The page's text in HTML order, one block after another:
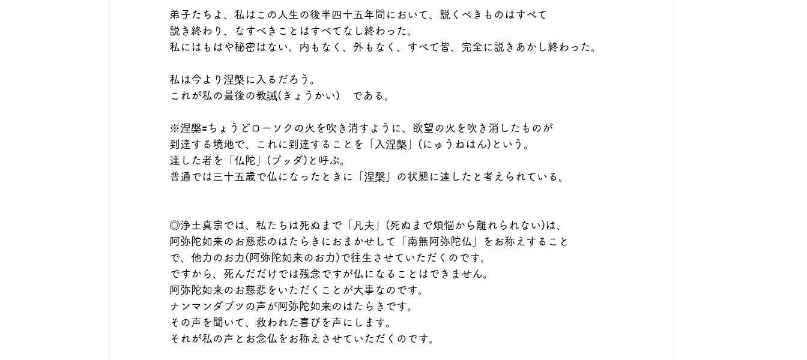
弟子たちよ、私はこの人生の後半四十五年間において、説くべきものはすべて
説き終わり、なすべきことはすべてなし終わった。
私にはもはや秘密はない。内もなく、外もなく、すべて皆、完全に説きあかし終わった。
私は今より涅槃に入るだろう。
これが私の最後の教誡(きょうかい)    である。
※涅槃🟰ちょうどローソクの火を吹き消すように、欲望の火を吹き消したものが
到達する境地で、これに到達することを「入涅槃」(にゅうねはん)という。
達した者を「仏陀」(ブッダ)と呼ぶ。
普通では三十五歳で仏になったときに「涅槃」の状態に達したと考えられている。
◎浄土真宗では、私たちは死ぬまで「凡夫」(死ぬまで煩悩から離れられない)は、
阿弥陀如来のお慈悲のはたらきにおまかせして「南無阿弥陀仏」をお称えすること
で、他力のお力(阿弥陀如来のお力)で往生させていただくのです。
ですから、死んだだけでは残念ですが仏になることはできません。
阿弥陀如来のお慈悲をいただくことが大事なのです。
ナンマンダブツの声が阿弥陀如来のはたらきです。
その声を聞いて、救われた喜びを声にします。
それが私の声とお念仏をお称えさせていただくのです。